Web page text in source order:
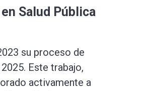
Salud Pública
su proceso de
Este trabajo,
activamente a